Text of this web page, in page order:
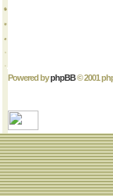
Powered byphpBB© 2001